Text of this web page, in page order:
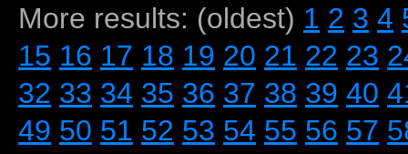
More results: (oldest) 1 2 3 4
15 16 17 18 19 20 21 22 23
32 33 34 35 36 37 38 39 40
49 50 51 52 53 54 55 56 57